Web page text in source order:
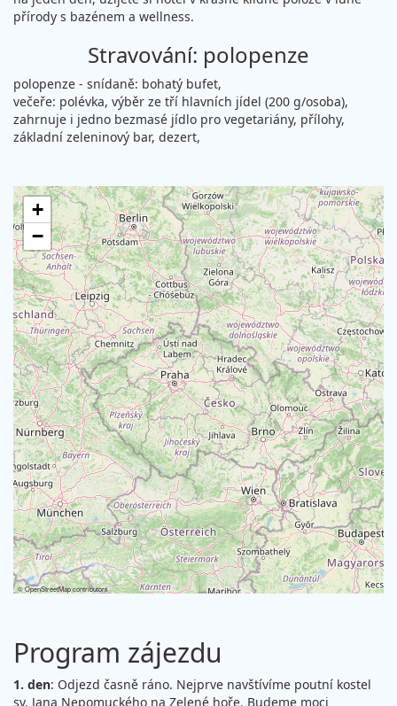
přírody s bazénem a wellness.
Stravování: polopenze
polopenze - snídaně: bohatý bufet,
večeře: polévka, výběr ze tří hlavních jídel (200 g/osoba),
zahrnuje i jedno bezmasé jídlo pro vegetariány, přílohy,
základní zeleninový bar, dezert,
+
−
©OpenStreetMapcontributors
Program zájezdu
1. den: Odjezd časně ráno. Nejprve navštívíme poutní kostel
sv. Jana Nepomuckého na Zelené hoře. Budeme moci